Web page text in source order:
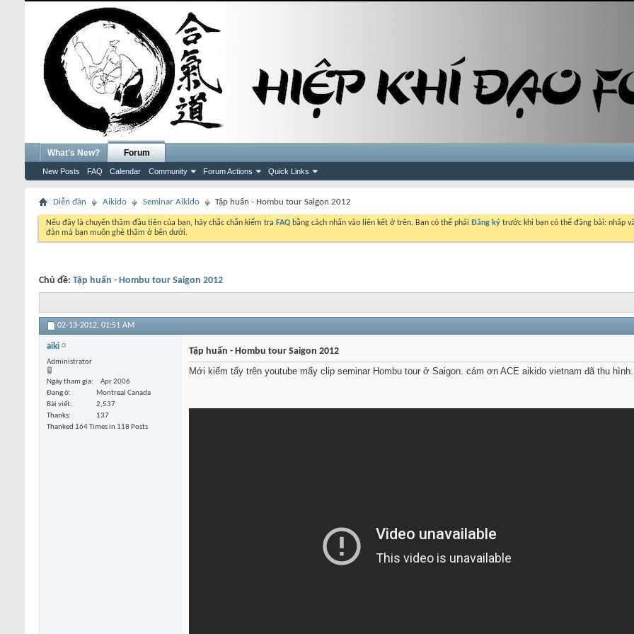
What's New? Forum
New Posts FAQ Calendar Community Forum Actions Quick Links
Diễn đàn Aikido Seminar Aikido Tập huấn - Hombu tour Saigon 2012
Nếu đây là chuyến thăm đầu tiên của bạn, hãy chắc chắn kiểm tra FAQ bằng cách nhấn vào liên kết ở trên. Bạn có thể phải Đăng ký trước khi bạn có thể đăng bài: nhấp
đàn mà bạn muốn ghé thăm ở bên dưới.
Chủ đề: Tập huấn - Hombu tour Saigon 2012
02-13-2012, 01:51 AM
aiki
Administrator
Ngày tham gia
Apr 2006
Đang ở
Montreal Canada
Bài viết
2,537
Thanks
137
Thanked 164 Times in 118 Posts
Tập huấn - Hombu tour Saigon 2012
Mới kiếm tấy trên youtube mấy clip seminar Hombu tour ở Saigon. cám ơn ACE aikido vietnam đã thu hình.